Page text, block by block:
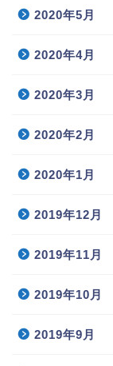
2020年5月
2020年4月
2020年3月
2020年2月
2020年1月
2019年12月
2019年11月
2019年10月
2019年9月